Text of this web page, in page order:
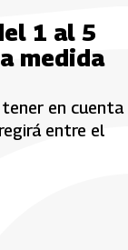
1 al 5
medida
en cuenta
entre el